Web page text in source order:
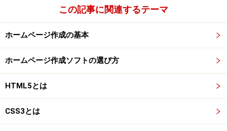
この記事に関連するテーマ
ホームページ作成の基本
ホームページ作成ソフトの選び方
HTML5とは
CSS3とは